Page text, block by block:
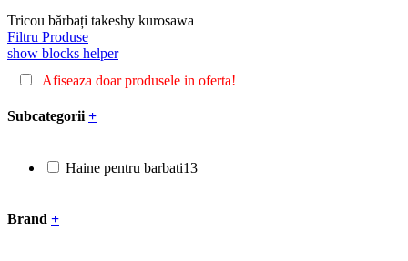
Tricou bărbați takeshy kurosawa
Filtru Produse
show blocks helper
Afiseaza doar produsele in oferta!
Subcategorii +
Haine pentru barbati13
Brand +